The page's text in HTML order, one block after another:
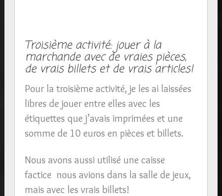
Troisième activité: jouer à la
marchande avec de vraies pièces,
de vrais billets et de vrais articles!
Pour la troisième activité, je les ai laissées
libres de jouer entre elles avec les
étiquettes que j’avais imprimées et une
somme de 10 euros en pièces et billets.
Nous avons aussi utilisé une caisse
factice nous avions dans la salle de jeux,
mais avec les vrais billets!